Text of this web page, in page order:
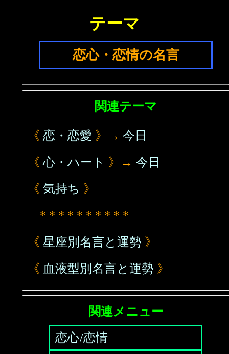
テーマ
恋心・恋情の名言
関連テーマ
《 恋・恋愛 》→ 今日
《心・ハート 》→ 今日
《 気持ち 》
* * * * * * * * * *
《 星座別名言と運勢 》
《 血液型別名言と運勢 》
関連メニュー
恋心/恋情